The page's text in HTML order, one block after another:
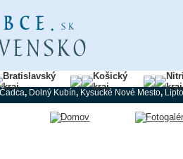
Bratislavský
kraj
Košický
kraj
kraj
Čadca, Dolný Kubín, Kysucké Nové Mesto,